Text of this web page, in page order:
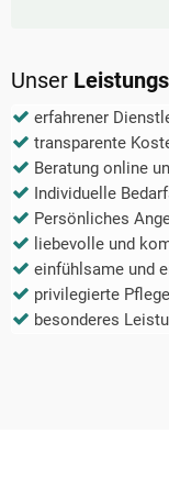
Unser
erfahrener
transparente
Beratung online
Individuelle
Persönliches
liebevolle und
einfühlsame und
privilegierte
besonderes